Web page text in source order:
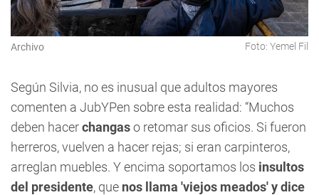
Archivo Foto: Yemel Fil
Según Silvia, no es inusual que adultos mayores
comenten a JubYPen sobre esta realidad: “Muchos
deben hacerchangaso retomar sus oficios. Si fueron
herreros, vuelven a hacer rejas; si eran carpinteros,
arreglan muebles. Y encima soportamos los insultos
del presidente, que nos llama 'viejos meados' y dice